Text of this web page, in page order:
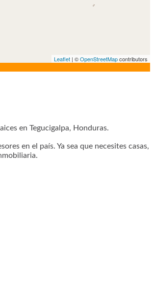
Leaflet | ©OpenStreetMapcontributors
en Tegucigalpa, Honduras.
en el país. Ya sea que necesites casas,